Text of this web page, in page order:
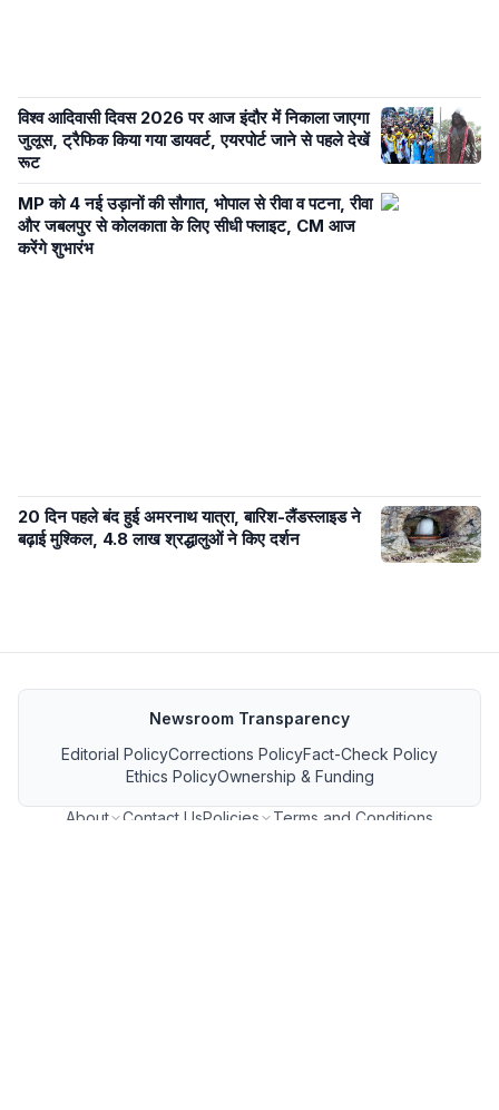
विश्व आदिवासी दिवस 2026 पर आज इंदौर में निकाला जाएगा
जुलूस, ट्रैफिक किया गया डायवर्ट, एयरपोर्ट जाने से पहले देखें
रूट
MP को 4 नई उड़ानों की सौगात, भोपाल से रीवा व पटना, रीवा
और जबलपुर से कोलकाता के लिए सीधी फ्लाइट, CM आज
करेंगे शुभारंभ
20 दिन पहले बंद हुई अमरनाथ यात्रा, बारिश-लैंडस्लाइड ने
बढ़ाई मुश्किल, 4.8 लाख श्रद्धालुओं ने किए दर्शन
Newsroom Transparency
Editorial PolicyCorrections PolicyFact-Check Policy
Ethics PolicyOwnership & Funding
About Contact UsPolicies
Terms and Conditions